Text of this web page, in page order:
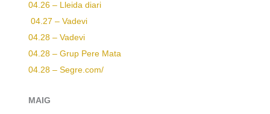
04.26 – Lleida diari
04.27 – Vadevi
04.28 – Vadevi
04.28 – Grup Pere Mata
04.28 – Segre.com/
MAIG